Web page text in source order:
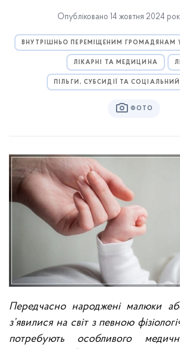
Опубліковано 14 жовтня 2024
ВНУТРІШНЬО ПЕРЕМІЩЕНИМ ГРОМАДЯНАМ
ЛІКАРНІ ТА МЕДИЦИНА
ПІЛЬГИ, СУБСИДІЇ ТА
ФОТО
Передчасно народжені малюки
з’явилися на світ з певною
потребують особливого